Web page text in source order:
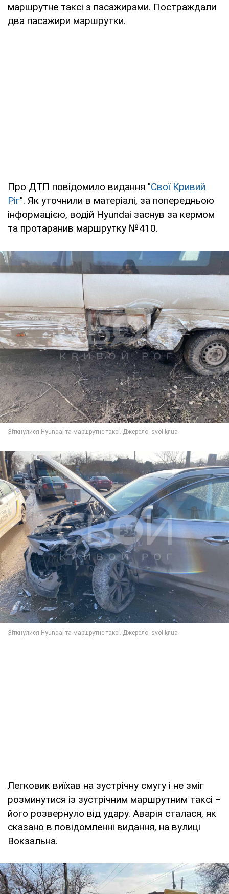
маршрутне таксі з пасажирами. Постраждали
два пасажири маршрутки.
Про ДТП повідомило видання "Свої Кривий
Ріг". Як уточнили в матеріалі, за попередньою
інформацією, водій Hyundai заснув за кермом
та протаранив маршрутку №410.
Легковик виїхав на зустрічну смугу і не зміг
розминутися із зустрічним маршрутним таксі –
його розвернуло від удару. Аварія сталася, як
сказано в повідомленні видання, на вулиці
Вокзальна.